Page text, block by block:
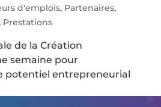
d'emplois, Partenaires,
Prestations
de la Création
semaine pour
potentiel entrepreneurial